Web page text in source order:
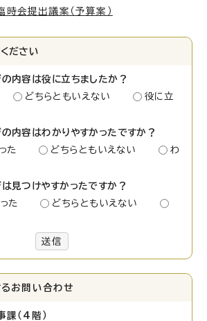
会提出議案（予算案）
ださい
の内容は役に立ちましたか？
どちらともいえない
役に立
の内容はわかりやすかったですか？
った
どちらともいえない
わ
は見つけやすかったですか？
った
どちらともいえない
送信
お問い合わせ
（4階）